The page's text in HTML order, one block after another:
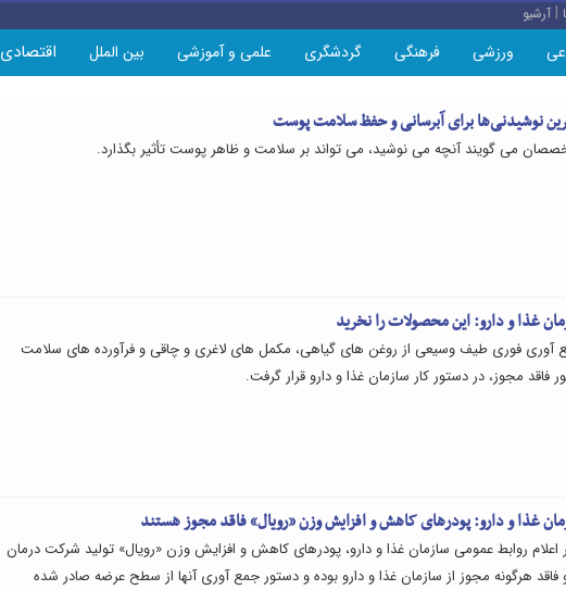
|آرشیو
ورزشی فرهنگی گردشگری علمی و آموزشی بین الملل اقتصادی
نوشیدنی‌ها برای آبرسانی و حفظ سلامت پوست
می گویند آنچه می نوشید، می تواند بر سلامت و ظاهر پوست تأثیر بگذارد.
غذا و دارو: این محصولات را نخرید
آوری فوری طیف وسیعی از روغن های گیاهی، مکمل های لاغری و چاقی و فرآورده های سلامت
فاقد مجوز، در دستور کار سازمان غذا و دارو قرار گرفت.
غذا و دارو: پودرهای کاهش و افزایش وزن «رویال» فاقد مجوز هستند
اعلام روابط عمومی سازمان غذا و دارو، پودرهای کاهش و افزایش وزن «رویال» تولید شرکت درمان
فاقد هرگونه مجوز از سازمان غذا و دارو بوده و دستور جمع آوری آنها از سطح عرضه صادر شده